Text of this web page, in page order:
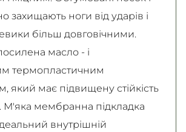
захищають ноги від ударів і
більш довговічними.
масло - і
термопластичним
який має підвищену стійкість
М'яка мембранна підкладка
внутрішній